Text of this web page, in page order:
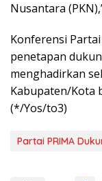
Nusantara
Konferensi
penetapan
menghadirkan
Kabupaten/Kota
(*/Yos/to3)
Partai PRIMA